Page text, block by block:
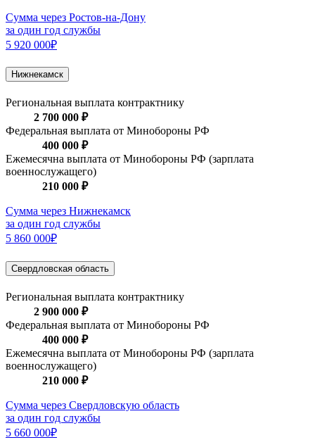
Сумма через Ростов-на-Дону
за один год службы
5 920 000₽
Нижнекамск
Региональная выплата контрактнику
2 700 000 ₽
Федеральная выплата от Минобороны РФ
400 000 ₽
Ежемесячна выплата от Минобороны РФ (зарплата
военнослужащего)
210 000 ₽
Сумма через Нижнекамск
за один год службы
5 860 000₽
Свердловская область
Региональная выплата контрактнику
2 900 000 ₽
Федеральная выплата от Минобороны РФ
400 000 ₽
Ежемесячна выплата от Минобороны РФ (зарплата
военнослужащего)
210 000 ₽
Сумма через Свердловскую область
за один год службы
5 660 000₽